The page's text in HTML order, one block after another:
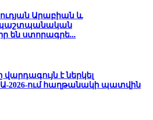
Արաբիան և
են ստորագրե...
է ներկել
2026-ում հաղթանակի պատվին